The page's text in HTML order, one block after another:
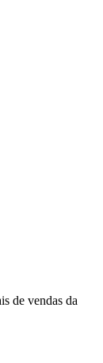
de vendas da